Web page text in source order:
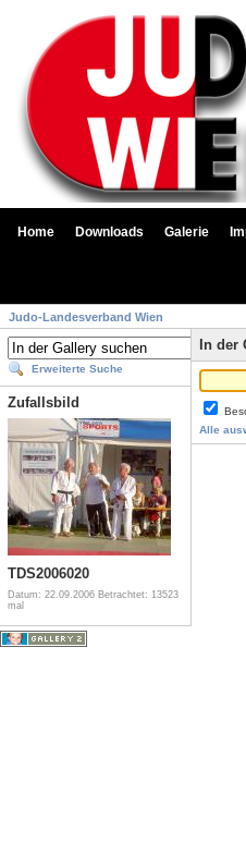
Home Downloads Galerie
Judo-Landesverband Wien
Erweiterte Suche
Zufallsbild
TDS2006020
Datum: 22.09.2006 Betrachtet: 13523
mal
In der
Alle